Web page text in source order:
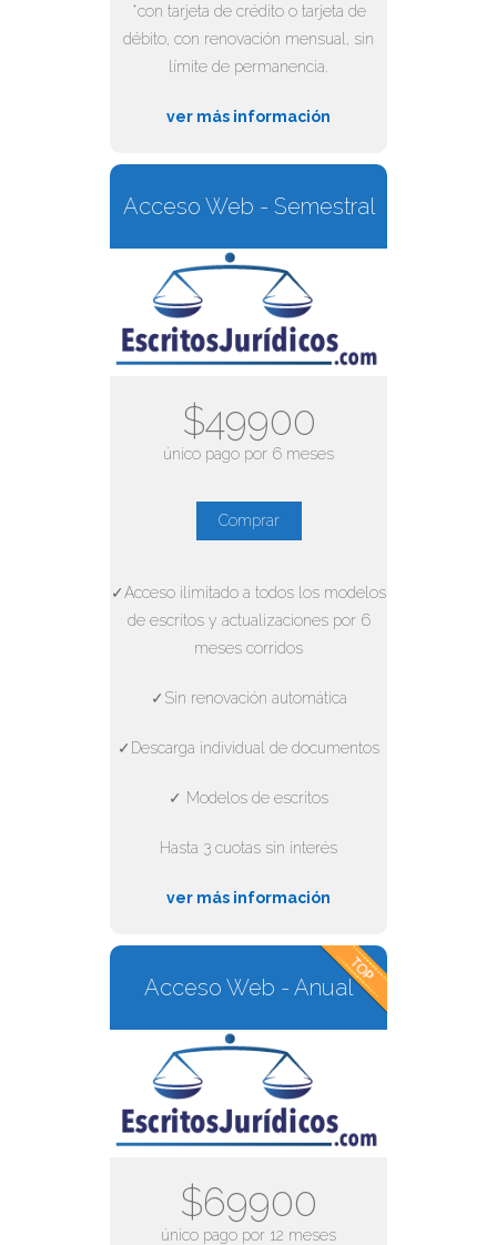
*con tarjeta de crédito o tarjeta de
débito, con renovación mensual, sin
límite de permanencia.
ver más información
Acceso Web - Semestral
$49900
único pago por 6 meses
Comprar
✓Acceso ilimitado a todos los modelos
de escritos y actualizaciones por 6
meses corridos
✓Sin renovación automática
✓Descarga individual de documentos
✓ Modelos de escritos
Hasta 3 cuotas sin interés
ver más información
Acceso Web - Anual
$69900
único pago por 12 meses